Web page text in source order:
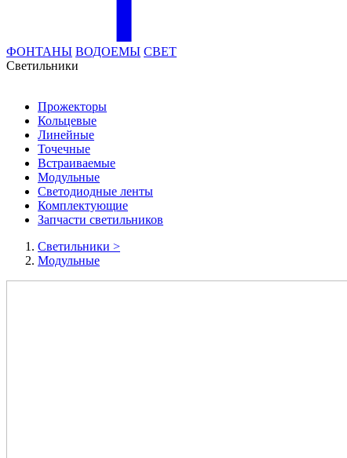
ФОНТАНЫ ВОДОЕМЫ СВЕТ
Cветильники
Прожекторы
Кольцевые
Линейные
Точечные
Встраиваемые
Модульные
Светодиодные ленты
Комплектующие
Запчасти светильников
Cветильники >
Модульные